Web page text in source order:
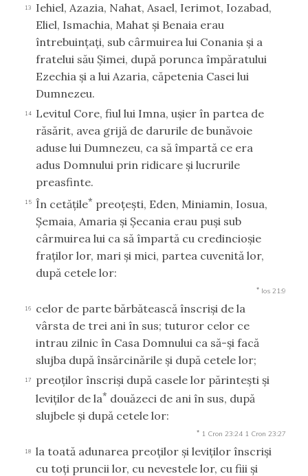
13
Iehiel, Azazia, Nahat, Asael, Ierimot, Iozabad,
Eliel, Ismachia, Mahat şi Benaia erau
întrebuinţaţi, sub cârmuirea lui Conania şi a
fratelui său Şimei, după porunca împăratului
Ezechia şi a lui Azaria, căpetenia Casei lui
Dumnezeu.
14
Levitul Core, fiul lui Imna, uşier în partea de
răsărit, avea grijă de darurile de bunăvoie
aduse lui Dumnezeu, ca să împartă ce era
adus Domnului prin ridicare şi lucrurile
preasfinte.
15 În cetăţile* preoţeşti, Eden, Miniamin, Iosua,
Şemaia, Amaria şi Şecania erau puşi sub
cârmuirea lui ca să împartă cu credincioşie
fraţilor lor, mari şi mici, partea cuvenită lor,
după cetele lor:
* Ios 21:9
16
celor de parte bărbătească înscrişi de la
vârsta de trei ani în sus; tuturor celor ce
intrau zilnic în Casa Domnului ca să-şi facă
slujba după însărcinările şi după cetele lor;
17
preoţilor înscrişi după casele lor părinteşti şi
leviţilor de la* douăzeci de ani în sus, după
slujbele şi după cetele lor:
* 1 Cron 23:24 1 Cron 23:27
18
la toată adunarea preoţilor şi leviţilor înscrişi
cu toţi pruncii lor, cu nevestele lor, cu fiii şi